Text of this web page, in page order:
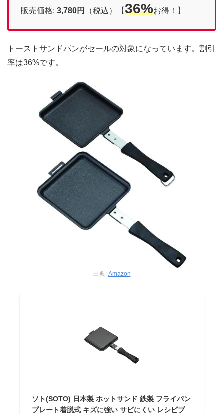
販売価格: 3,780円 （税込）【36%お得！】
トーストサンドパンがセールの対象になっています。割引
率は36%です。
出典: Amazon
ソト(SOTO) 日本製 ホットサンド 鉄製 フライパン
プレート着脱式 キズに強い サビにくい レシピブ